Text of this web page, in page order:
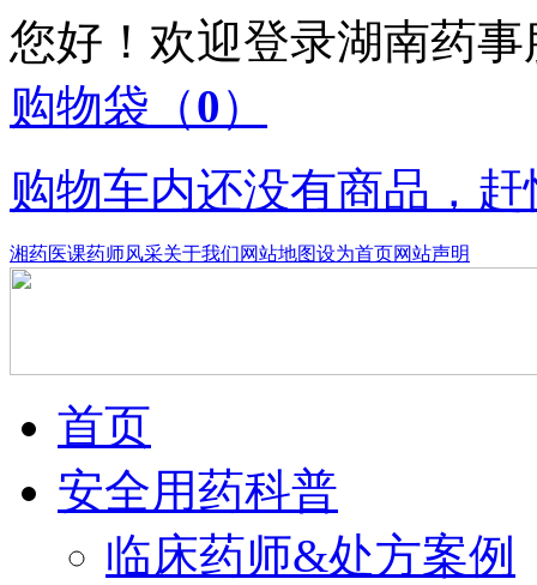
您好！欢迎登录湖南药
购物袋 （0）
购物车内还没有商品，
湘药医课药师风采关于我们网站地图设为首页网站声明
首页
安全用药科普
临床药师&处方案例